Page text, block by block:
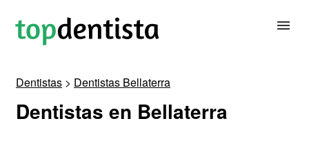
BUSCAR DENTISTA
Dentistas > Dentistas Bellaterra
Dentistas en Bellaterra